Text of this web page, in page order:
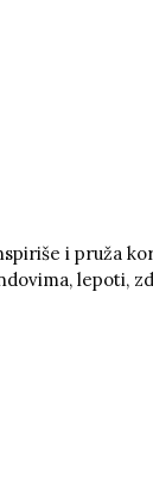
i pruža
lepoti,